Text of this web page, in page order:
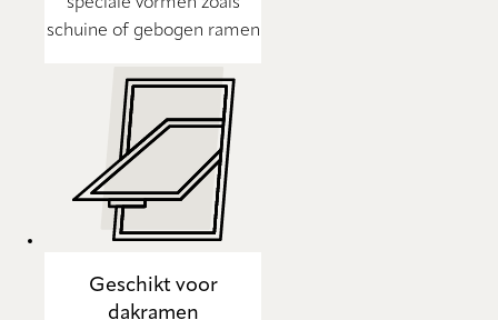
schuine of gebogen ramen
Geschikt voor
dakramen